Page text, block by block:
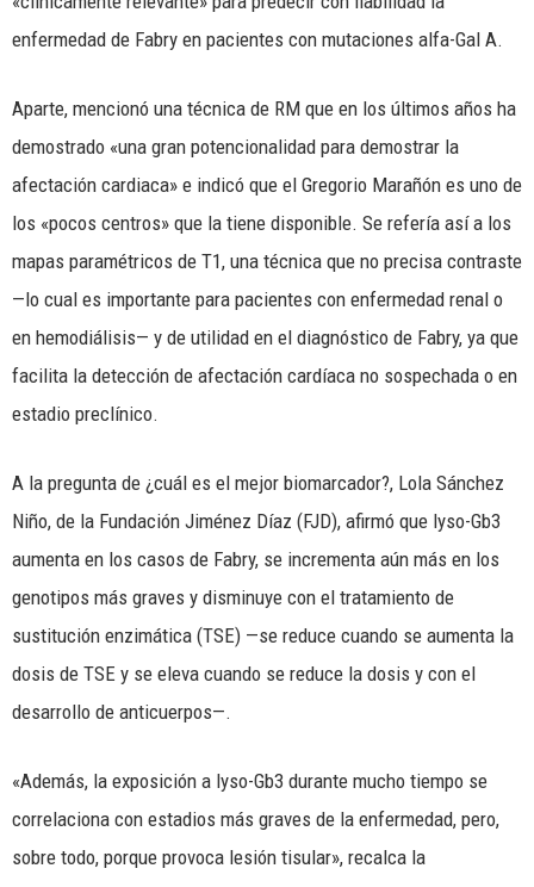
enfermedad de Fabry en pacientes con mutaciones alfa-Gal A.
Aparte, mencionó una técnica de RM que en los últimos años ha
demostrado «una gran potencionalidad para demostrar la
afectación cardiaca» e indicó que el Gregorio Marañón es uno de
los «pocos centros» que la tiene disponible. Se refería así a los
mapas paramétricos de T1, una técnica que no precisa contraste
—lo cual es importante para pacientes con enfermedad renal o
en hemodiálisis— y de utilidad en el diagnóstico de Fabry, ya que
facilita la detección de afectación cardíaca no sospechada o en
estadio preclínico.
A la pregunta de ¿cuál es el mejor biomarcador?, Lola Sánchez
Niño, de la Fundación Jiménez Díaz (FJD), afirmó que lyso-Gb3
aumenta en los casos de Fabry, se incrementa aún más en los
genotipos más graves y disminuye con el tratamiento de
sustitución enzimática (TSE) —se reduce cuando se aumenta la
dosis de TSE y se eleva cuando se reduce la dosis y con el
desarrollo de anticuerpos—.
«Además, la exposición a lyso-Gb3 durante mucho tiempo se
correlaciona con estadios más graves de la enfermedad, pero,
sobre todo, porque provoca lesión tisular», recalca la